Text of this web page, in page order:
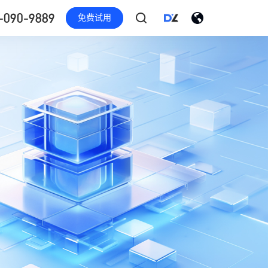
9889 免费试用